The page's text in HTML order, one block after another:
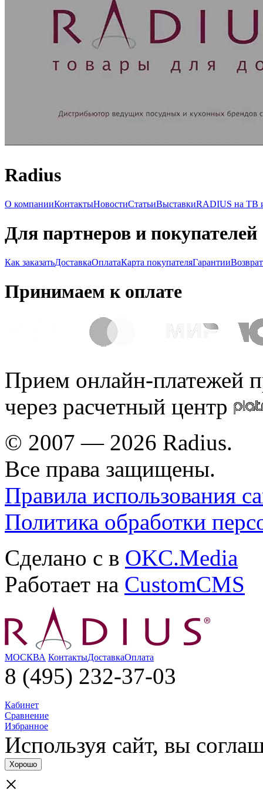
Radius
О компанииКонтактыНовостиСтатьиВыставкиRADIUS на ТВ
Для партнеров и покупателей
Как заказатьДоставкаОплатаКарта покупателяГарантии
Принимаем к оплате
Прием онлайн-платежей
через расчетный центр
© 2007 — 2026 Radius.
Все права защищены.
Правила использования
Политика обработки
Сделано с в OKC.Media
Работает на CustomCMS
МОСКВА КонтактыДоставкаОплата
8 (495) 232-37-03
Кабинет
Сравнение
Избранное
Используя сайт, вы
Хорошо
×